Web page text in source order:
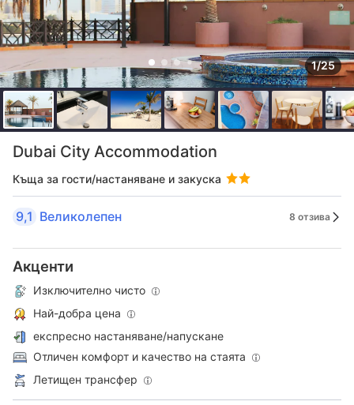
1/25
Dubai City Accommodation
Къща за гости/настаняване и закуска
9,1 Великолепен 8 отзива
Акценти
Изключително чисто
Най-добра цена
експресно настаняване/напускане
Отличен комфорт и качество на стаята
Летищен трансфер